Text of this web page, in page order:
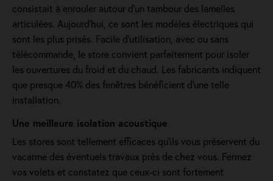
consistait à enrouler autour d'un tambour des lamelles
articulées. Aujourd'hui, ce sont les modèles électriques qui
sont les plus prisés. Facile d'utilisation, avec ou sans
télécommande, le store convient parfaitement pour isoler
les ouvertures du froid et du chaud. Les fabricants indiquent
que presque 40% des fenêtres bénéficient d'une telle
installation.
Une meilleure isolation acoustique
Les stores sont tellement efficaces qu’ils vous préservent du
vacarme des éventuels travaux près de chez vous. Fermez
vos volets et constatez que ceux-ci sont fortement